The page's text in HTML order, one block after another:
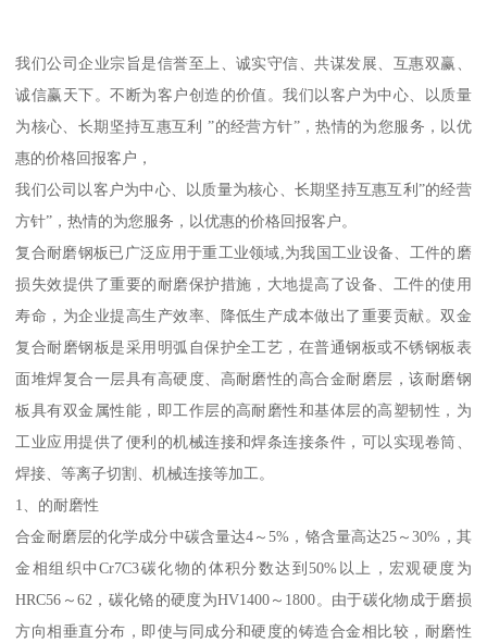
我们公司企业宗旨是信誉至上、诚实守信、共谋发展、互惠双赢、
诚信赢天下。不断为客户创造的价值。我们以客户为中心、以质量
为核心、长期坚持互惠互利 ”的经营方针”，热情的为您服务，以优
惠的价格回报客户，
我们公司以客户为中心、以质量为核心、长期坚持互惠互利”的经营
方针”，热情的为您服务，以优惠的价格回报客户。
复合耐磨钢板已广泛应用于重工业领域,为我国工业设备、工件的磨
损失效提供了重要的耐磨保护措施，大地提高了设备、工件的使用
寿命，为企业提高生产效率、降低生产成本做出了重要贡献。双金
复合耐磨钢板是采用明弧自保护全工艺，在普通钢板或不锈钢板表
面堆焊复合一层具有高硬度、高耐磨性的高合金耐磨层，该耐磨钢
板具有双金属性能，即工作层的高耐磨性和基体层的高塑韧性，为
工业应用提供了便利的机械连接和焊条连接条件，可以实现卷筒、
焊接、等离子切割、机械连接等加工。
1、的耐磨性
合金耐磨层的化学成分中碳含量达4～5%，铬含量高达25～30%，其
金相组织中Cr7C3碳化物的体积分数达到50%以上，宏观硬度为
HRC56～62，碳化铬的硬度为HV1400～1800。由于碳化物成于磨损
方向相垂直分布，即使与同成分和硬度的铸造合金相比较，耐磨性